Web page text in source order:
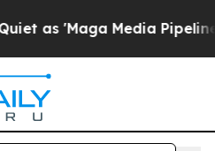
Media Pipeline'